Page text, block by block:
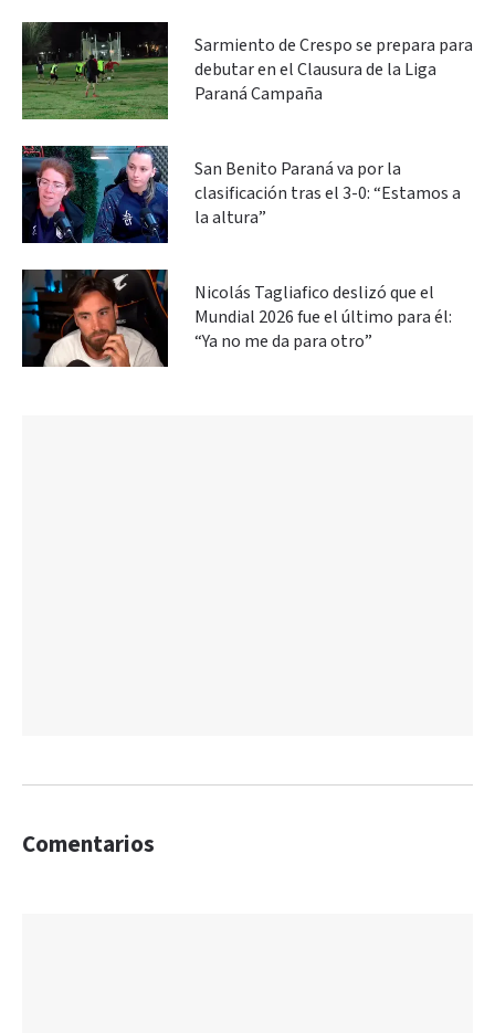
Sarmiento de Crespo se prepara para
debutar en el Clausura de la Liga
Paraná Campaña
San Benito Paraná va por la
clasificación tras el 3-0: “Estamos a
la altura”
Nicolás Tagliafico deslizó que el
Mundial 2026 fue el último para él:
“Ya no me da para otro”
Comentarios